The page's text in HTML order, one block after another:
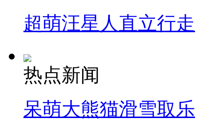
超萌汪星人直立行走
热点新闻
呆萌大熊猫滑雪取乐